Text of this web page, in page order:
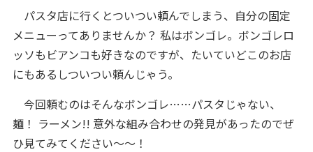
パスタ店に行くとついつい頼んでしまう、自分の固定
メニューってありませんか？ 私はボンゴレ。ボンゴレロ
ッソもビアンコも好きなのですが、たいていどこのお店
にもあるしついつい頼んじゃう。
今回頼むのはそんなボンゴレ……パスタじゃない、
麺！ ラーメン!! 意外な組み合わせの発見があったのでぜ
ひ見てみてください～～！